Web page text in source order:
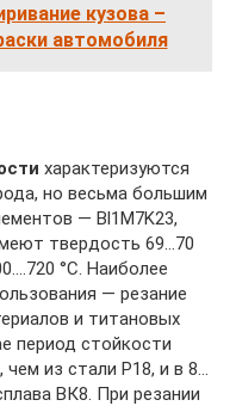
кузова –
автомобиля
характеризуются
но весьма большим
— Bl1M7K23,
твердость 69…70
°С. Наиболее
— резание
и титановых
период стойкости
из стали Р18, и в 8…
ВК8. При резании